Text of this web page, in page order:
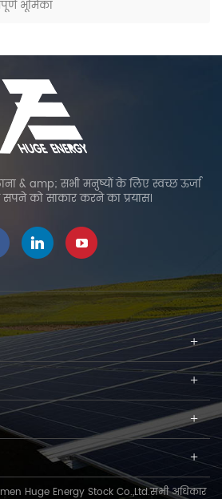
भूमिका
& amp; सभी मनुष्यों के लिए स्वच्छ ऊर्जा
को साकार करने का प्रयास।
Huge Energy Stock Co.,Ltd.सभी अधिकार